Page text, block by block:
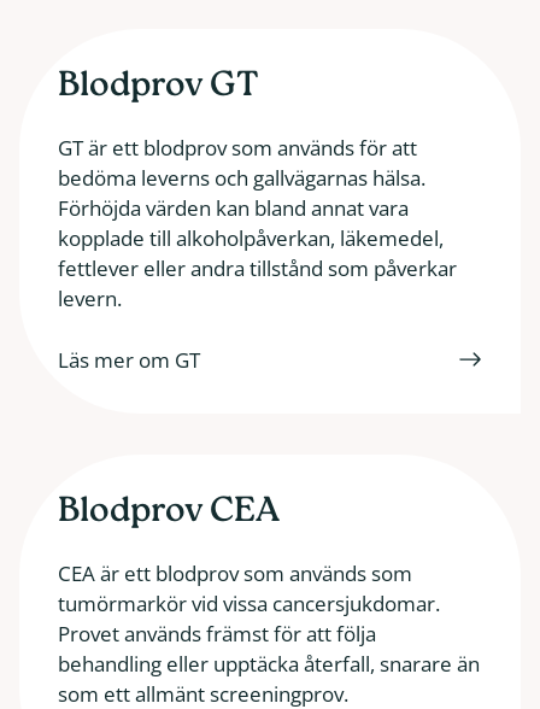
Blodprov GT
GT är ett blodprov som används för att
bedöma leverns och gallvägarnas hälsa.
Förhöjda värden kan bland annat vara
kopplade till alkoholpåverkan, läkemedel,
fettlever eller andra tillstånd som påverkar
levern.
Läs mer om GT
Blodprov CEA
CEA är ett blodprov som används som
tumörmarkör vid vissa cancersjukdomar.
Provet används främst för att följa
behandling eller upptäcka återfall, snarare än
som ett allmänt screeningprov.